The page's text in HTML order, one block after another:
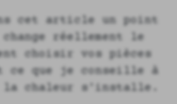
cet article un point
réellement le
choisir vos pièces
que je conseille à
la chaleur s'installe.